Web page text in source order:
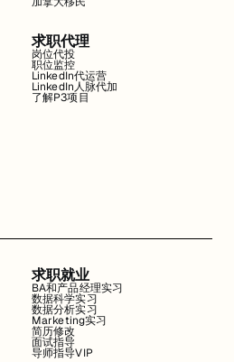
求职代理
岗位代投
职位监控
LinkedIn代运营
LinkedIn人脉代加
了解P3项目
求职就业
BA和产品经理实习
数据科学实习
数据分析实习
Marketing实习
简历修改
面试指导
导师指导VIP